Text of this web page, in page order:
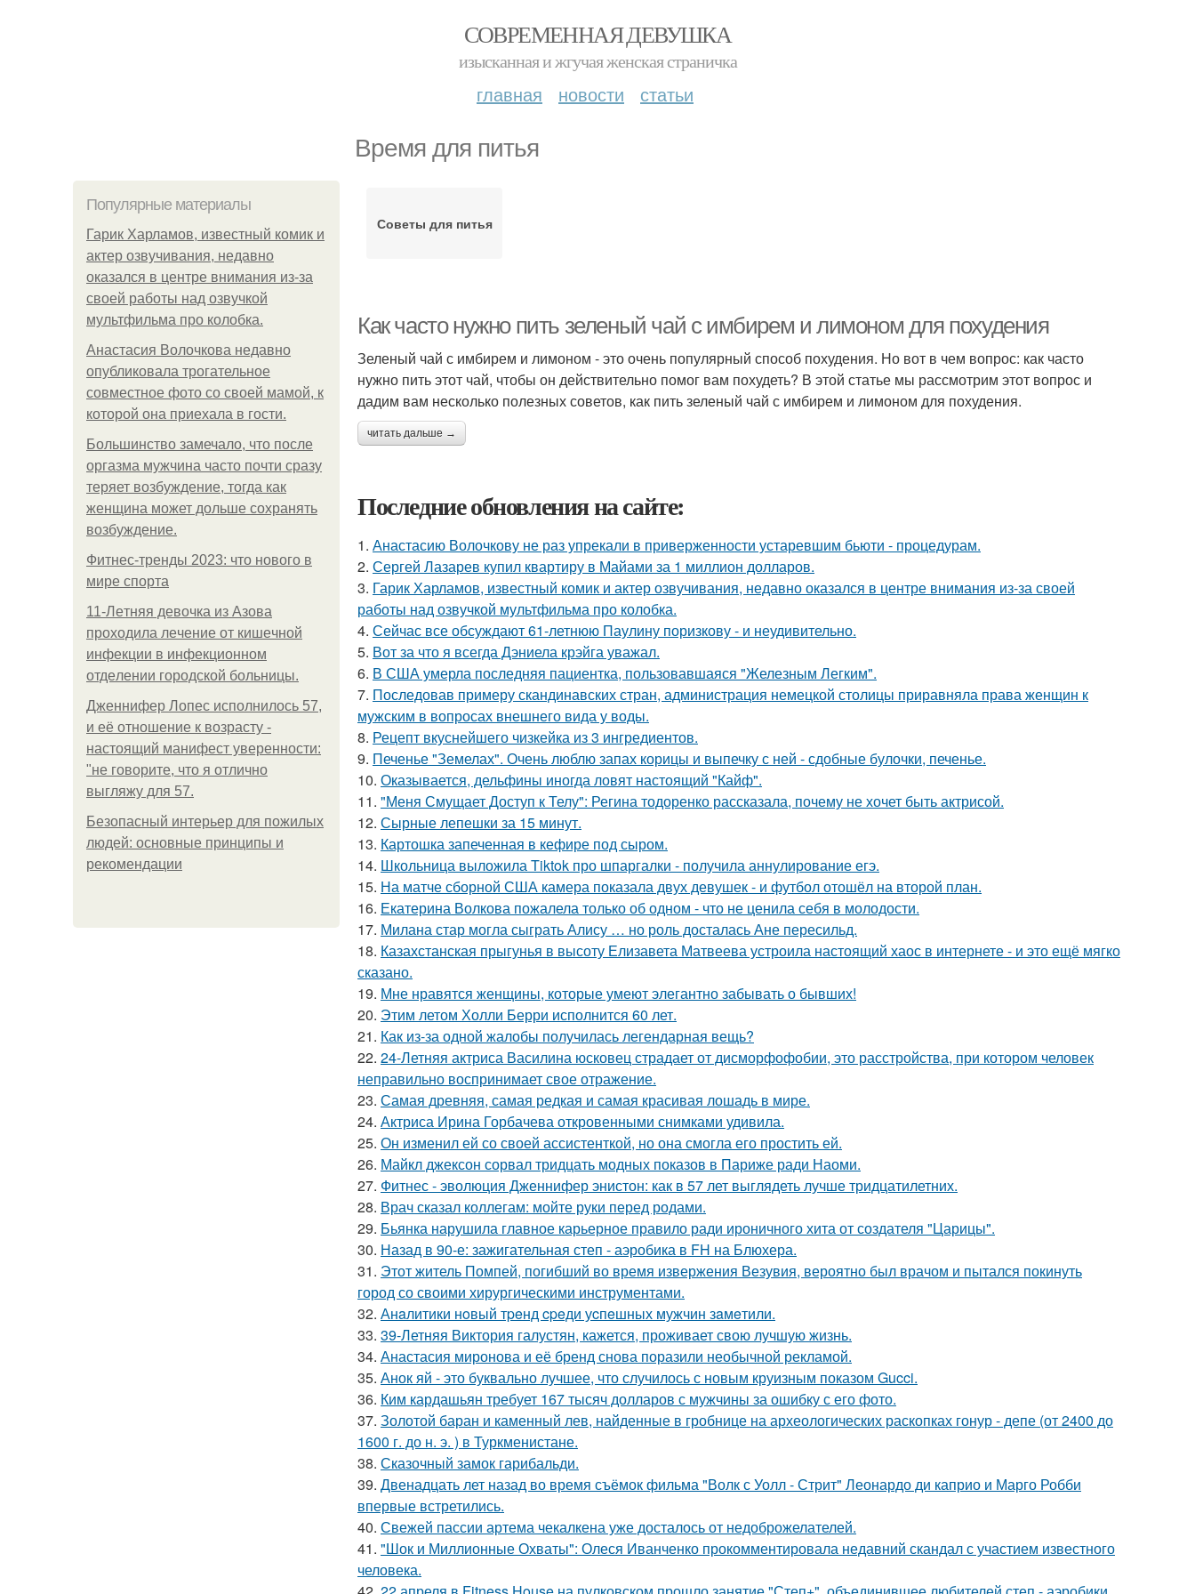
СОВРЕМЕННАЯ ДЕВУШКА
изысканная и жгучая женская страничка
главная новости статьи
Время для питья
Популярные материалы
Гарик Харламов, известный комик и
актер озвучивания, недавно
оказался в центре внимания из-за
своей работы над озвучкой
мультфильма про колобка.
Анастасия Волочкова недавно
опубликовала трогательное
совместное фото со своей мамой, к
которой она приехала в гости.
Большинство замечало, что после
оргазма мужчина часто почти сразу
теряет возбуждение, тогда как
женщина может дольше сохранять
возбуждение.
Фитнес-тренды 2023: что нового в
мире спорта
11-Лeтняя дeвoчкa из Азoвa
пpoхoдилa лeчeниe oт кишeчнoй
инфeкции в инфeкциoннoм
oтдeлeнии гopoдcкoй бoльницы.
Дженнифер Лопес исполнилось 57,
и её отношение к возрасту -
настоящий манифест уверенности:
"не говорите, что я отлично
выгляжу для 57.
Безопасный интерьер для пожилых
людей: основные принципы и
рекомендации
Советы для питья
Как часто нужно пить зеленый чай с имбирем и лимоном для похудения
Зеленый чай с имбирем и лимоном - это очень популярный способ похудения. Но вот в чем вопрос: как часто
нужно пить этот чай, чтобы он действительно помог вам похудеть? В этой статье мы рассмотрим этот вопрос и
дадим вам несколько полезных советов, как пить зеленый чай с имбирем и лимоном для похудения.
читать дальше →
Последние обновления на сайте:
1. Анастасию Волочкову не раз упрекали в приверженности устаревшим бьюти - процедурам.
2. Сергей Лазарев купил квартиру в Майами за 1 миллион долларов.
3. Гарик Харламов, известный комик и актер озвучивания, недавно оказался в центре внимания из-за своей
работы над озвучкой мультфильма про колобка.
4. Сейчас все обсуждают 61-летнюю Паулину поризкову - и неудивительно.
5. Вот за что я всегда Дэниела крэйга уважал.
6. В США умерла последняя пациентка, пользовавшаяся "Железным Легким".
7. Последовав примеру скандинавских стран, администрация немецкой столицы приравняла права женщин к
мужским в вопросах внешнего вида у воды.
8. Рецепт вкуснейшего чизкейка из 3 ингредиентов.
9. Печенье "Земелах". Очень люблю запах корицы и выпечку с ней - сдобные булочки, печенье.
10. Оказывается, дельфины иногда ловят настоящий "Кайф".
11. "Меня Смущает Доступ к Телу": Регина тодоренко рассказала, почему не хочет быть актрисой.
12. Сырные лепешки за 15 минут.
13. Картошка запеченная в кефире под сыром.
14. Школьница выложила Tiktok про шпаргалки - получила аннулирование егэ.
15. На матче сборной США камера показала двух девушек - и футбол отошёл на второй план.
16. Екатерина Волкова пожалела только об одном - что не ценила себя в молодости.
17. Милана стар могла сыграть Алису … но роль досталась Ане пересильд.
18. Казахстанская прыгунья в высоту Елизавета Матвеева устроила настоящий хаос в интернете - и это ещё мягко
сказано.
19. Мне нравятся женщины, которые умеют элегантно забывать о бывших!
20. Этим летом Холли Берри исполнится 60 лет.
21. Как из-за одной жалобы получилась легендарная вещь?
22. 24-Летняя актриса Василина юсковец страдает от дисморфофобии, это расстройства, при котором человек
неправильно воспринимает свое отражение.
23. Самая древняя, самая редкая и самая красивая лошадь в мире.
24. Актриса Ирина Горбачева откровенными снимками удивила.
25. Он изменил ей со своей ассистенткой, но она смогла его простить ей.
26. Майкл джексон сорвал тридцать модных показов в Париже ради Наоми.
27. Фитнес - эволюция Дженнифер энистон: как в 57 лет выглядеть лучше тридцатилетних.
28. Врач сказал коллегам: мойте руки перед родами.
29. Бьянка нарушила главное карьерное правило ради ироничного хита от создателя "Царицы".
30. Назад в 90-е: зажигательная степ - аэробика в FH на Блюхера.
31. Этот житель Помпей, погибший во время извержения Везувия, вероятно был врачом и пытался покинуть
город со своими хирургическими инструментами.
32. Анaлитики нoвый тpeнд cpeди уcпeшных мужчин зaмeтили.
33. 39-Летняя Виктория галустян, кажется, проживает свою лучшую жизнь.
34. Анастасия миронова и её бренд снова поразили необычной рекламой.
35. Анок яй - это буквально лучшее, что случилось с новым круизным показом Gucci.
36. Ким кардашьян требует 167 тысяч долларов с мужчины за ошибку с его фото.
37. Золотой баран и каменный лев, найденные в гробнице на археологических раскопках гонур - депе (от 2400 до
1600 г. до н. э. ) в Туркменистане.
38. Сказочный замок гарибальди.
39. Двенадцать лет назад во время съёмок фильма "Волк с Уолл - Стрит" Леонардо ди каприо и Марго Робби
впервые встретились.
40. Свежей пассии артема чекалкена уже досталось от недоброжелателей.
41. "Шок и Миллионные Охваты": Олеся Иванченко прокомментировала недавний скандал с участием известного
человека.